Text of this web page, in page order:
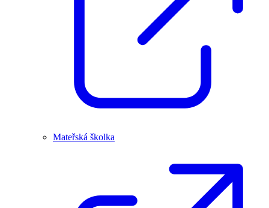
Mateřská školka